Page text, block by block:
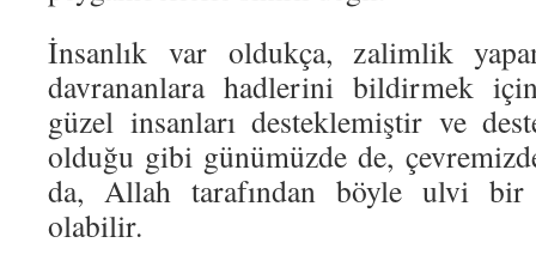
İnsanlık var oldukça, zalimlik
davrananlara hadlerini bildirmek
güzel insanları desteklemiştir ve
olduğu gibi günümüzde de,
da, Allah tarafından böyle ulvi bir
olabilir.